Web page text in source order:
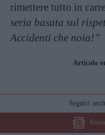
rimettere tutto in
seria basata sul
Accidenti che noia!”
Articolo
Seguici